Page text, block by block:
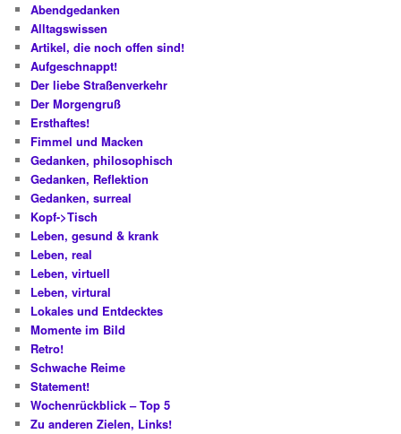
Abendgedanken
Alltagswissen
Artikel, die noch offen sind!
Aufgeschnappt!
Der liebe Straßenverkehr
Der Morgengruß
Ersthaftes!
Fimmel und Macken
Gedanken, philosophisch
Gedanken, Reflektion
Gedanken, surreal
Kopf->Tisch
Leben, gesund & krank
Leben, real
Leben, virtuell
Leben, virtural
Lokales und Entdecktes
Momente im Bild
Retro!
Schwache Reime
Statement!
Wochenrückblick – Top 5
Zu anderen Zielen, Links!